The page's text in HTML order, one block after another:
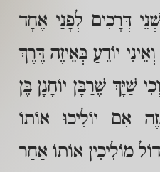
דְּרָכִים לְפָנַי אֶחָד
יוֹדֵעַ בְּאֵיזֶה דֶּרֶךְ
שַׁיָּךְ שֶׁרַבָּן יוֹחָנָן בֶּן
אִם יוֹלִיכוּ אוֹתוֹ
מוֹלִיכִין אוֹתוֹ אַחַר